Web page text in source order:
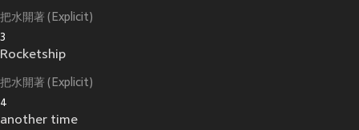
把水開著 (Explicit)
3
Rocketship
把水開著 (Explicit)
4
another time